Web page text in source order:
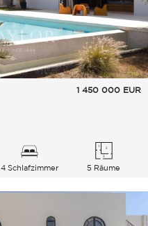
1 450 000 EUR
4 Schlafzimmer 5 Räume